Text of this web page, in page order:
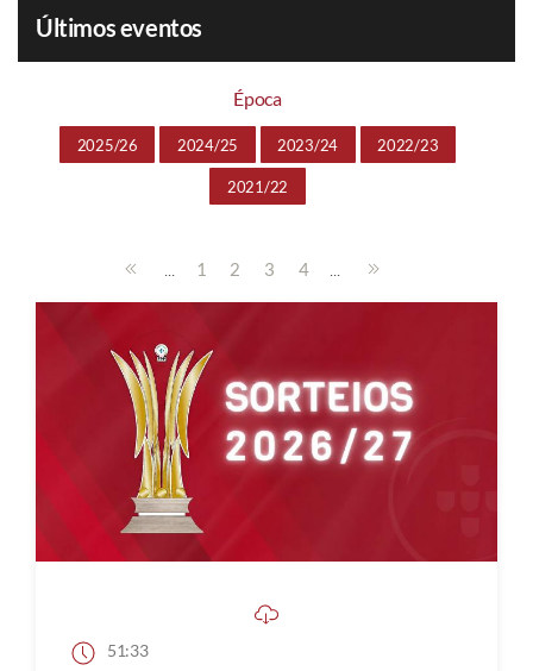
Últimos eventos
Época
2025/26 2024/25 2023/24 2022/23
2021/22
... 1 2 3 4 ...
51:33